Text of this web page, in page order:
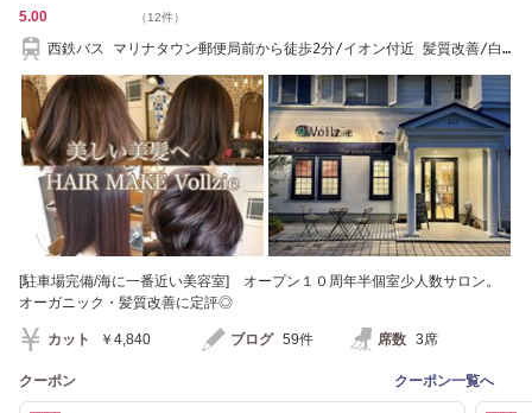
5.00 （12件）
西鉄バス マリナタウン郵便局前から徒歩2分/イオン付近 髪質改善/白
[駐車場完備/海に一番近い美容室] オープン１０周年半個室少人数サロン。
オーガニック・髪質改善に定評◎
カット ￥4,840 ブログ 59件 席数 3席
クーポン クーポン一覧へ